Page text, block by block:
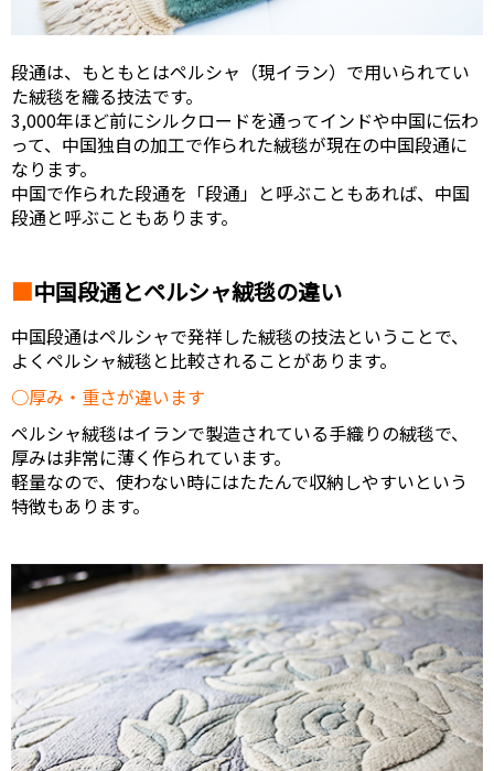
段通は、もともとはペルシャ（現イラン）で用いられてい
た絨毯を織る技法です。
3,000年ほど前にシルクロードを通ってインドや中国に伝わ
って、中国独自の加工で作られた絨毯が現在の中国段通に
なります。
中国で作られた段通を「段通」と呼ぶこともあれば、中国
段通と呼ぶこともあります。
中国段通とペルシャ絨毯の違い
中国段通はペルシャで発祥した絨毯の技法ということで、
よくペルシャ絨毯と比較されることがあります。
厚み・重さが違います
ペルシャ絨毯はイランで製造されている手織りの絨毯で、
厚みは非常に薄く作られています。
軽量なので、使わない時にはたたんで収納しやすいという
特徴もあります。